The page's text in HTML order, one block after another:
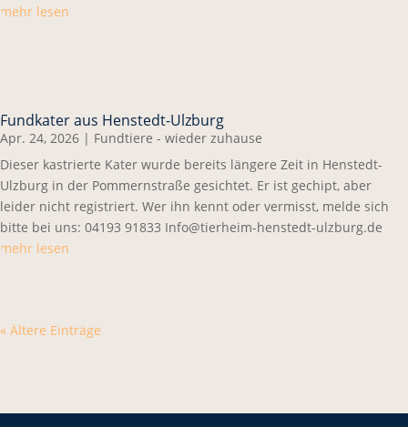
mehr lesen
Fundkater aus Henstedt-Ulzburg
Apr. 24, 2026 | Fundtiere - wieder zuhause
Dieser kastrierte Kater wurde bereits längere Zeit in Henstedt-
Ulzburg in der Pommernstraße gesichtet. Er ist gechipt, aber
leider nicht registriert. Wer ihn kennt oder vermisst, melde sich
bitte bei uns: 04193 91833 Info@tierheim-henstedt-ulzburg.de
mehr lesen
« Ältere Einträge